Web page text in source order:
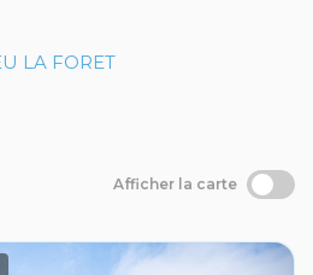
LA FORET
Afficher la carte